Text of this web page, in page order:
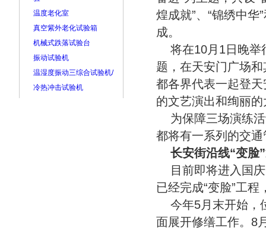
温度老化室
真空紫外老化试验箱
机械式跌落试验台
振动试验机
温湿度振动三综合试验机/
冷热冲击试验机
煌成就”、“锦绣中华
成。
将在10月1日晚举
题，在天安门广场
都各界代表一起登
的文艺演出和绚丽
为保障三场演练
都将有一系列的交
长安街沿线“变脸
目前即将进入国
已经完成“变脸”工
今年5月末开始，
面展开修缮工作。8